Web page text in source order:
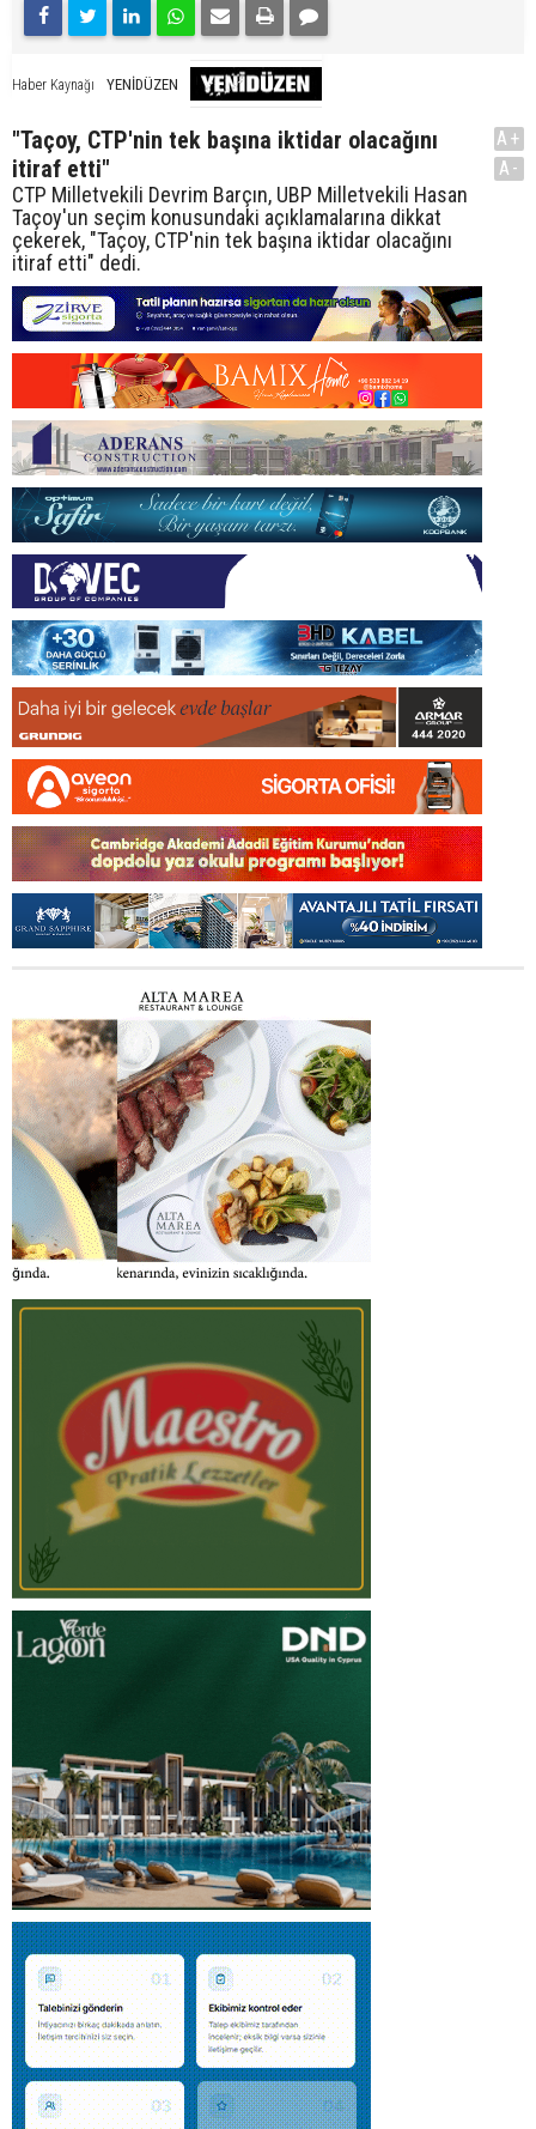
Haber Kaynağı YENİDÜZEN
"Taçoy, CTP'nin tek başına iktidar olacağını
itiraf etti"
CTP Milletvekili Devrim Barçın, UBP Milletvekili Hasan
Taçoy'un seçim konusundaki açıklamalarına dikkat
çekerek, "Taçoy, CTP'nin tek başına iktidar olacağını
itiraf etti" dedi.
A+
A-